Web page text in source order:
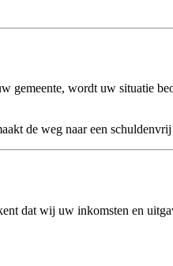
gemeente, wordt uw situatie
de weg naar een
dat wij uw inkomsten en